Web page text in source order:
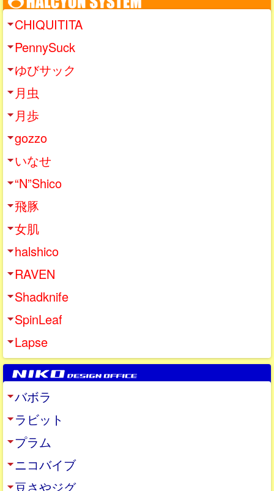
CHIQUITITA
PennySuck
ゆびサック
月虫
月歩
gozzo
いなせ
“N”Shico
飛豚
女肌
halshico
RAVEN
Shadknife
SpinLeaf
Lapse
バボラ
ラビット
プラム
ニコバイブ
豆さやジグ